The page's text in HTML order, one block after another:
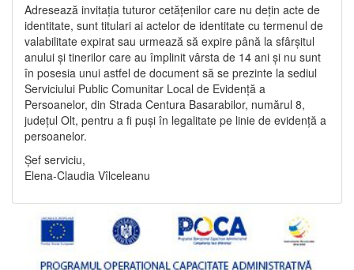
Adresează invitația tuturor cetățenilor care nu dețin acte de
identitate, sunt titulari ai actelor de identitate cu termenul de
valabilitate expirat sau urmează să expire până la sfârșitul
anului și tinerilor care au împlinit vârsta de 14 ani și nu sunt
în posesia unui astfel de document să se prezinte la sediul
Serviciului Public Comunitar Local de Evidență a
Persoanelor, din Strada Centura Basarabilor, numărul 8,
județul Olt, pentru a fi puși în legalitate pe linie de evidență a
persoanelor.
Șef serviciu,
Elena-Claudia Vîlceleanu